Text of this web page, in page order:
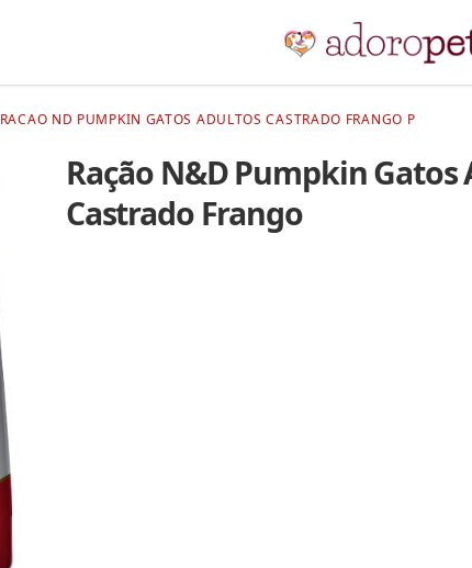
RACAO ND PUMPKIN GATOS ADULTOS CASTRADO FRANGO P
Ração N&D Pumpkin Gatos
Castrado Frango